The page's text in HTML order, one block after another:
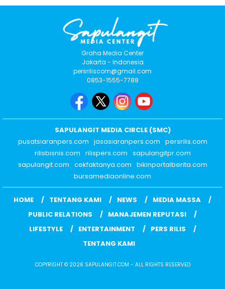
Graha Media Center
Jakarta - Indonesia
persriliscom@gmail.com
0853-1555-7788
SAPULANGIT MEDIA CIRCLE (SMC)
pusatsiaranpers.com jasasiaranpers.com persrilis.com
rilisbisnis.com rilispers.com sapulangitpr.com
sapulangit.com cekfaktanya.com bikinportalberita.com
bursamediaonline.com
HOME TENTANG KAMI NEWS
MEDIA MASSA
PUBLIC RELATIONS
MANAJEMEN REPUTASI
LIFESTYLE
ENTERTAINMENT
PERS RILIS
TENTANG KAMI
COPYRIGHT © 2026 SAPULANGIT.COM - ALL RIGHTS RESERVED